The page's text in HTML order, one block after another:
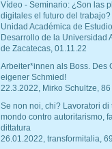
Vídeo - Seminario: ¿Son las
digitales el futuro del trabajo?
Unidad Académica de
Desarrollo de la Universidad
de Zacatecas, 01.11.22
Arbeiter*innen als Boss. Des
eigener Schmied!
22.3.2022, Mirko Schultze, 86
Se non noi, chi? Lavoratori di
mondo contro autoritarismo,
dittatura
26.01.2022, transformitalia,